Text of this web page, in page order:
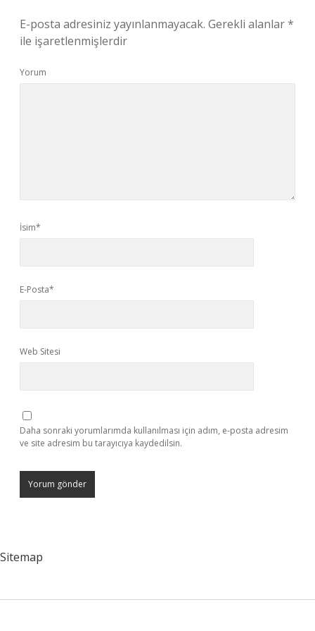
E-posta adresiniz yayınlanmayacak. Gerekli alanlar*
ile işaretlenmişlerdir
Yorum
İsim*
E-Posta*
Web Sitesi
Daha sonraki yorumlarımda kullanılması için adım, e-posta adresim
ve site adresim bu tarayıcıya kaydedilsin.
Sitemap